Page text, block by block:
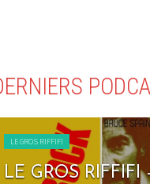
LE GROS RIFFIFI
LE GROS